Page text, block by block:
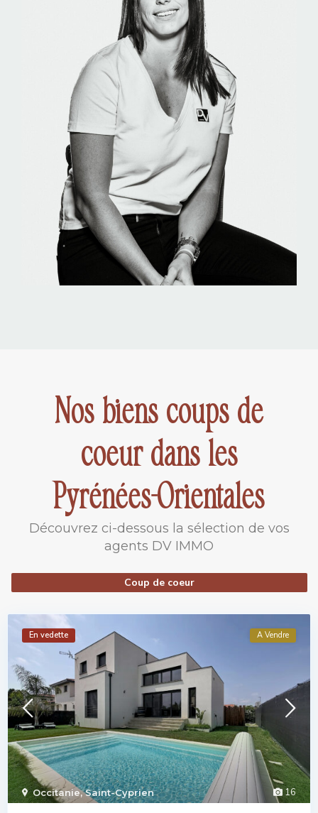
Nos biens coups de
coeur dans les
Pyrénées-Orientales
Découvrez ci-dessous la sélection de vos
agents DV IMMO
Coup de coeur
16
Occitanie,Saint-Cyprien
En vedette A Vendre